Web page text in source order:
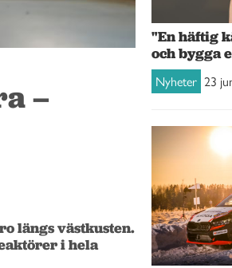
–
längs västkusten.
i hela
"En häftig
och bygga
Nyheter 23